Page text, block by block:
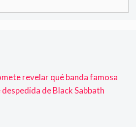
revelar qué banda famosa
de Black Sabbath